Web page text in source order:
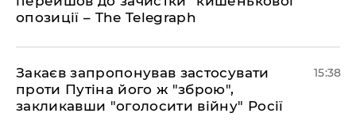
опозиції – The Telegraph
Закаєв запропонував застосувати
проти Путіна його ж "зброю",
закликавши "оголосити війну" Росії
15:38